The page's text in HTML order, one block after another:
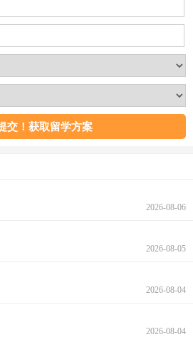
2026-08-06
2026-08-05
2026-08-04
2026-08-04